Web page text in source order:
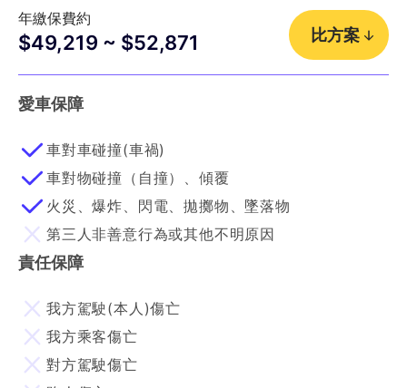
年繳保費約
$49,219 ~ $52,871 比方案
愛車保障
車對車碰撞(車禍)
車對物碰撞（自撞）、傾覆
火災、爆炸、閃電、拋擲物、墜落物
第三人非善意行為或其他不明原因
責任保障
我方駕駛(本人)傷亡
我方乘客傷亡
對方駕駛傷亡